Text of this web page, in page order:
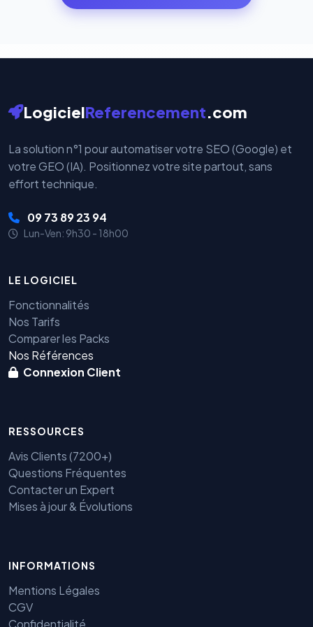
par nos serveurs — elles sont gérées directement et
LogicielReferencement.com
La solution n°1 pour automatiser votre SEO (Google) et
votre GEO (IA). Positionnez votre site partout, sans
effort technique.
09 73 89 23 94
Lun-Ven: 9h30 - 18h00
LE LOGICIEL
Fonctionnalités
Nos Tarifs
Comparer les Packs
Nos Références
Connexion Client
RESSOURCES
Avis Clients (7200+)
Questions Fréquentes
Contacter un Expert
Mises à jour & Évolutions
INFORMATIONS
Mentions Légales
CGV